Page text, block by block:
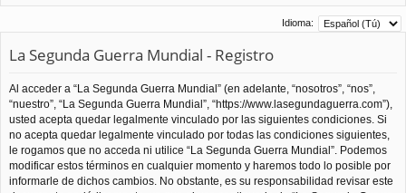
Idioma:
La Segunda Guerra Mundial - Registro
Al acceder a “La Segunda Guerra Mundial” (en adelante, “nosotros”, “nos”,
“nuestro”, “La Segunda Guerra Mundial”, “https://www.lasegundaguerra.com”),
usted acepta quedar legalmente vinculado por las siguientes condiciones. Si
no acepta quedar legalmente vinculado por todas las condiciones siguientes,
le rogamos que no acceda ni utilice “La Segunda Guerra Mundial”. Podemos
modificar estos términos en cualquier momento y haremos todo lo posible por
informarle de dichos cambios. No obstante, es su responsabilidad revisar este